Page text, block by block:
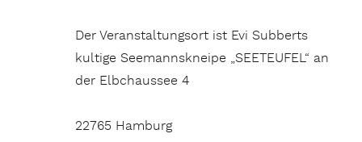
Der Veranstaltungsort ist Evi Subberts
kultige Seemannskneipe „SEETEUFEL“ an
der Elbchaussee 4
22765 Hamburg